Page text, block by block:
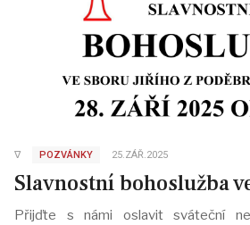
∇ POZVÁNKY 25.ZÁŘ.2025
Slavnostní bohoslužba
Přijďte s námi oslavit sváteční